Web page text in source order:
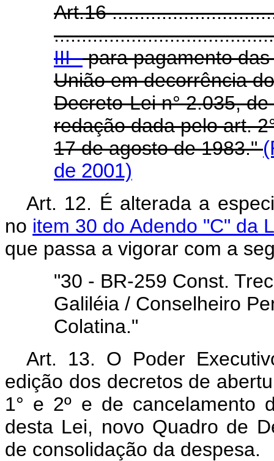
Art.16
III -para pagamento
União em decorrência
Decreto-Lei n° 2.035,
redação dada pelo art.
17 de agosto de 1983."
de 2001)
Art. 12. É alterada a
no item 30 do Adendo "C" da
que passa a vigorar com a
"30 - BR-259 Const.
Galiléia / Conselheiro
Colatina."
Art. 13. O Poder
edição dos decretos de
1° e 2º e de cancelamento
desta Lei, novo Quadro de
de consolidação da despesa.